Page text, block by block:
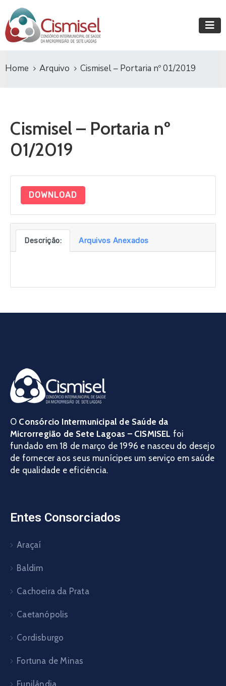
Home Arquivo Cismisel – Portaria nº 01/2019
Cismisel – Portaria nº
01/2019
DOWNLOAD
Descrição: Arquivos Anexados
O Consórcio Intermunicipal de Saúde da
Microrregião de Sete Lagoas – CISMISEL foi
fundado em 18 de março de 1996 e nasceu do desejo
de fornecer aos seus munícipes um serviço em saúde
de qualidade e eficiência.
Entes Consorciados
Araçaí
Baldim
Cachoeira da Prata
Caetanópolis
Cordisburgo
Fortuna de Minas
Funilândia